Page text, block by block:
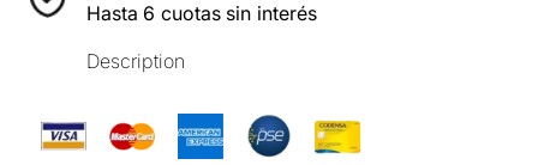
Hasta 6 cuotas sin interés
Description